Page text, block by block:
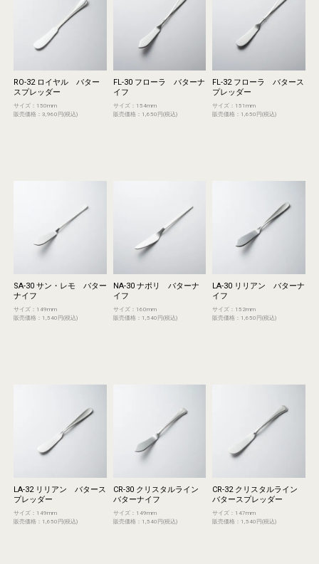
RO-32 ロイヤル バター
スプレッダー
サイズ：150mm
販売価格：3,960円(税込)
FL-30 フローラ バターナ
イフ
サイズ：154mm
販売価格：1,650円(税込)
FL-32 フローラ バタース
プレッダー
サイズ：151mm
販売価格：1,650円(税込)
SA-30 サン・レモ バター
ナイフ
サイズ：149mm
販売価格：1,540円(税込)
NA-30 ナポリ バターナ
イフ
サイズ：160mm
販売価格：1,540円(税込)
LA-30 リリアン バターナ
イフ
サイズ：152mm
販売価格：1,650円(税込)
LA-32 リリアン バタース
プレッダー
サイズ：149mm
販売価格：1,650円(税込)
CR-30 クリスタルライン
バターナイフ
サイズ：149mm
販売価格：1,540円(税込)
CR-32 クリスタルライン
バタースプレッダー
サイズ：147mm
販売価格：1,540円(税込)